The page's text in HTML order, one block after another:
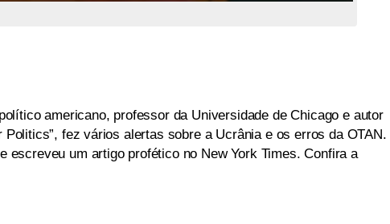
americano, professor da Universidade de Chicago e autor
Politics”, fez vários alertas sobre a Ucrânia e os erros da OTAN.
escreveu um artigo profético no New York Times. Confira a